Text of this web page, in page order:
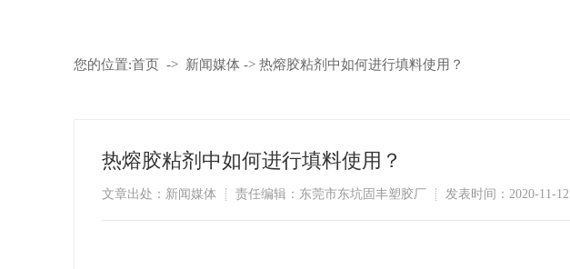
您的位置:首页-> 新闻媒体-> 热熔胶粘剂中如何进行填料使用？
热熔胶粘剂中如何进行填料使用？
文章出处：新闻媒体 责任编辑：东莞市东坑固丰塑胶厂 发表时间：2020-11-12